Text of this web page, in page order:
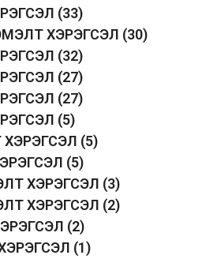
(33)
ХЭРЭГСЭЛ (30)
(32)
(27)
(27)
(5)
ХЭРЭГСЭЛ (5)
(5)
ХЭРЭГСЭЛ (3)
ХЭРЭГСЭЛ (2)
(2)
(1)